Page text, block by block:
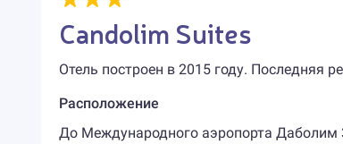
Candolim Suites
Отель построен в 2015 году. Последняя
Расположение
До Международного аэропорта Даболим